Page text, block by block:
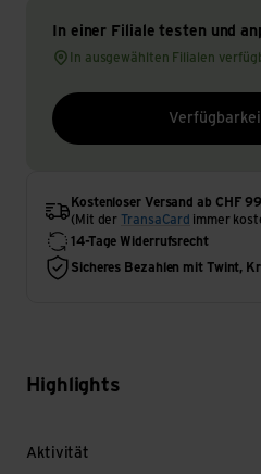
In einer Filiale testen und
In ausgewählten Filialen
Kostenloser Versand ab CHF 99
(Mit der
TransaCard immer
14-Tage Widerrufsrecht
Sicheres Bezahlen mit Twint,
Highlights
Aktivität